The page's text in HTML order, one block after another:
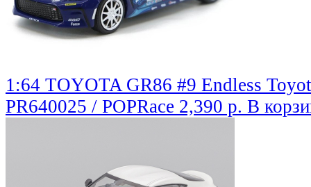
1:64 TOYOTA GR86 #9 Endless
PR640025 / POPRace 2,390 р. В